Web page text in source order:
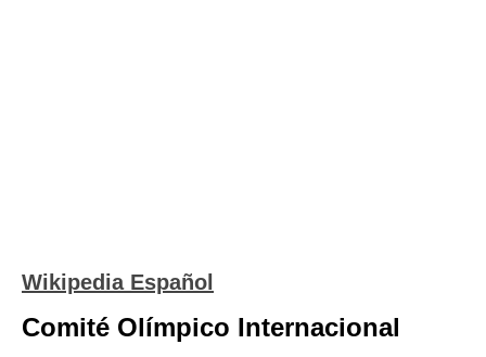
Wikipedia Español
Comité Olímpico Internacional